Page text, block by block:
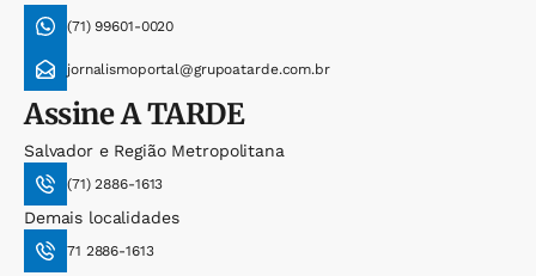
(71) 99601-0020
jornalismoportal@grupoatarde.com.br
AssineA TARDE
Salvador e Região Metropolitana
(71) 2886-1613
Demais localidades
71 2886-1613